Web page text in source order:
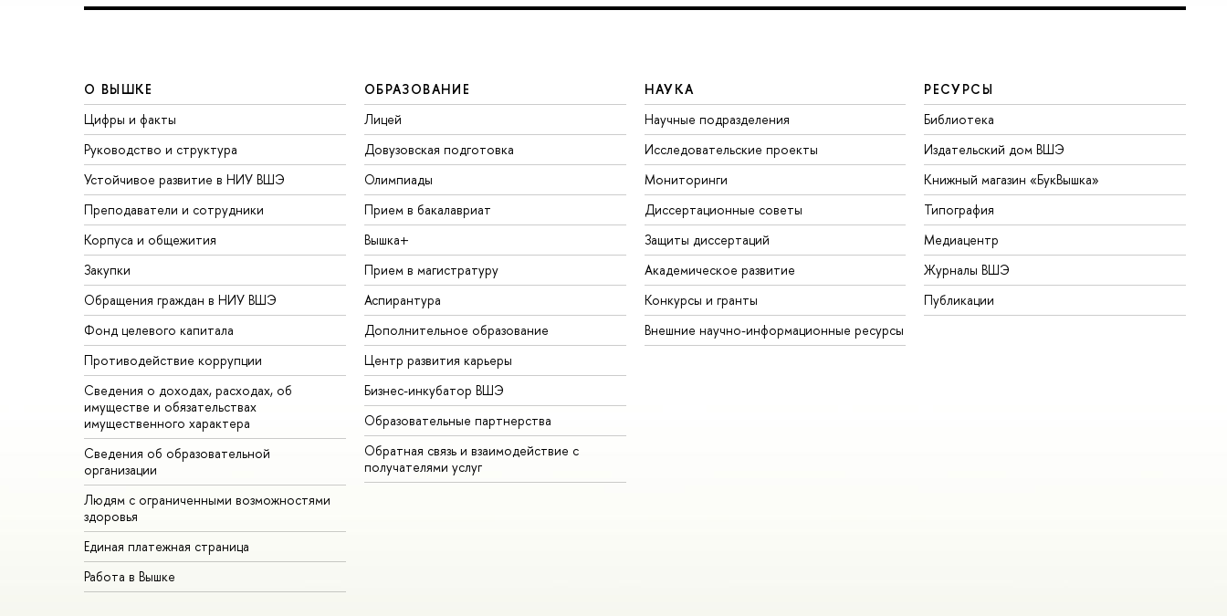
О ВЫШКЕ
Цифры и факты
Руководство и структура
Устойчивое развитие в НИУ ВШЭ
Преподаватели и сотрудники
Корпуса и общежития
Закупки
Обращения граждан в НИУ ВШЭ
Фонд целевого капитала
Противодействие коррупции
Сведения о доходах, расходах, об
имуществе и обязательствах
имущественного характера
Сведения об образовательной
организации
Людям с ограниченными возможностями
здоровья
Единая платежная страница
Работа в Вышке
ОБРАЗОВАНИЕ
Лицей
Довузовская подготовка
Олимпиады
Прием в бакалавриат
Вышка+
Прием в магистратуру
Аспирантура
Дополнительное образование
Центр развития карьеры
Бизнес-инкубатор ВШЭ
Образовательные партнерства
Обратная связь и взаимодействие с
получателями услуг
НАУКА
Научные подразделения
Исследовательские проекты
Мониторинги
Диссертационные советы
Защиты диссертаций
Академическое развитие
Конкурсы и гранты
Внешние научно-информационные ресурсы
РЕСУРСЫ
Библиотека
Издательский дом ВШЭ
Книжный магазин «БукВышка»
Типография
Медиацентр
Журналы ВШЭ
Публикации